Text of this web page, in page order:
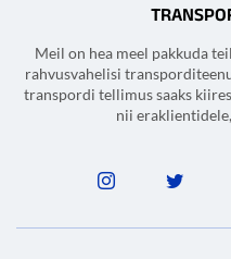
Meil on hea meel pakkuda
rahvusvahelisi
transpordi tellimus saaks
nii